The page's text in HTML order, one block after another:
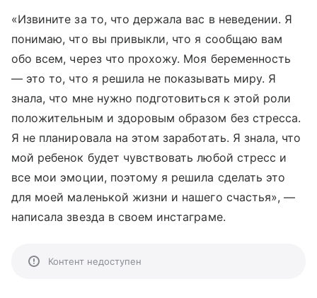
«Извините за то, что держала вас в неведении. Я
понимаю, что вы привыкли, что я сообщаю вам
обо всем, через что прохожу. Моя беременность
— это то, что я решила не показывать миру. Я
знала, что мне нужно подготовиться к этой роли
положительным и здоровым образом без стресса.
Я не планировала на этом заработать. Я знала, что
мой ребенок будет чувствовать любой стресс и
все мои эмоции, поэтому я решила сделать это
для моей маленькой жизни и нашего счастья», —
написала звезда в своем инстаграме.
Контент недоступен